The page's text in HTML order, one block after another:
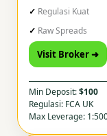
Regulasi Kuat
Raw Spreads
Visit Broker ➜
Min Deposit:$100
Regulasi: FCA UK
Max Leverage: